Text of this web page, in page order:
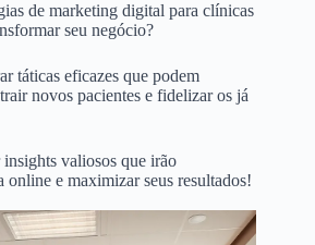
de marketing digital para clínicas
seu negócio?
táticas eficazes que podem
novos pacientes e fidelizar os já
insights valiosos que irão
online e maximizar seus resultados!